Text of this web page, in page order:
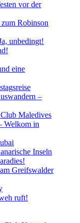
vor der
Robinson
unbedingt!
eine
–
Maledives
Welkom in
Inseln
Greifswalder
ruft!